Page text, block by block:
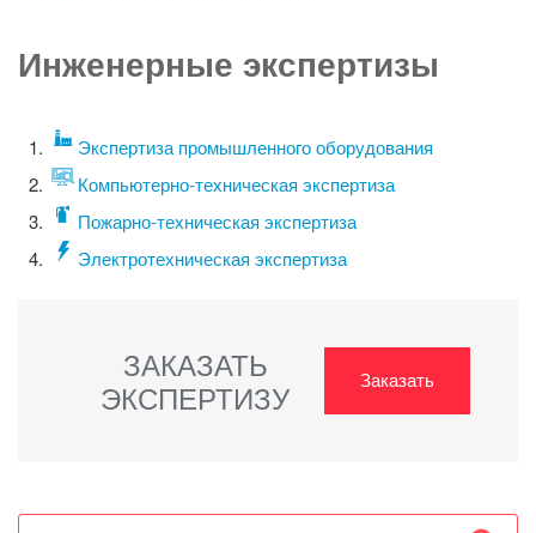
Инженерные экспертизы
Экспертиза промышленного оборудования
Компьютерно-техническая экспертиза
Пожарно-техническая экспертиза
Электротехническая экспертиза
ЗАКАЗАТЬ
ЭКСПЕРТИЗУ
Заказать